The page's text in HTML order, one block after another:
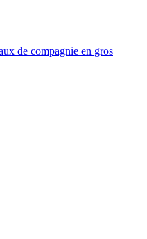
de compagnie en gros